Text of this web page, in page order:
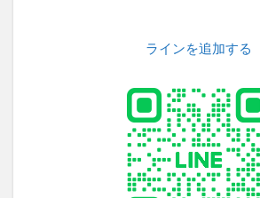
ラインを追加する